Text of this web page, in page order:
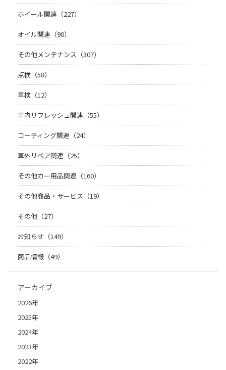
ホイール関連（227）
オイル関連（90）
その他メンテナンス（307）
点検（58）
車検（12）
車内リフレッシュ関連（55）
コーティング関連（24）
車外リペア関連（25）
その他カー用品関連（160）
その他商品・サービス（19）
その他（27）
お知らせ（149）
商品情報（49）
アーカイブ
2026年
2025年
2024年
2023年
2022年